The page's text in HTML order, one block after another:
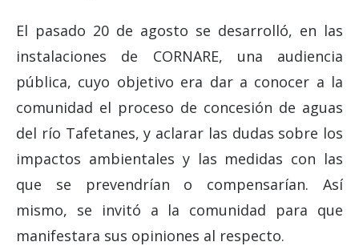
El pasado 20 de agosto se desarrolló, en las
instalaciones de CORNARE, una audiencia
pública, cuyo objetivo era dar a conocer a la
comunidad el proceso de concesión de aguas
del río Tafetanes, y aclarar las dudas sobre los
impactos ambientales y las medidas con las
que se prevendrían o compensarían. Así
mismo, se invitó a la comunidad para que
manifestara sus opiniones al respecto.